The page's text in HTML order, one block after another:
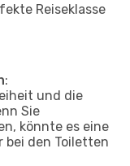
Reiseklasse
:
und die
Sie
könnte es eine
bei den Toiletten